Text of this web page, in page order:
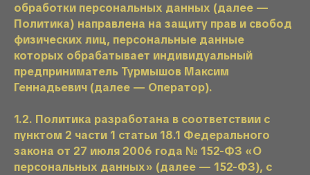
обработки персональных данных (далее —
Политика) направлена на защиту прав и свобод
физических лиц, персональные данные
которых обрабатывает индивидуальный
предприниматель Турмышов Максим
Геннадьевич (далее — Оператор).
1.2. Политика разработана в соответствии с
пунктом 2 части 1 статьи 18.1 Федерального
закона от 27 июля 2006 года № 152-ФЗ «О
персональных данных» (далее — 152-ФЗ), с